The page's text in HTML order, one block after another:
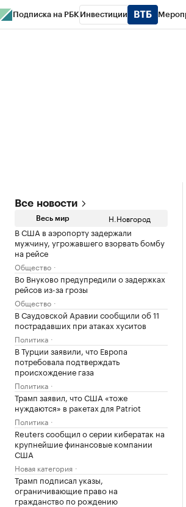
Подписка на РБК Инвестиции
Все новости
Весь мир Н.Новгород
В США в аэропорту задержали
мужчину, угрожавшего взорвать бомбу
на рейсе
Общество
Во Внуково предупредили о задержках
рейсов из-за грозы
Общество
В Саудовской Аравии сообщили об 11
пострадавших при атаках хуситов
Политика
В Турции заявили, что Европа
потребовала подтверждать
происхождение газа
Политика
Трамп заявил, что США «тоже
нуждаются» в ракетах для Patriot
Политика
Reuters сообщил о серии кибератак на
крупнейшие финансовые компании
США
Новая категория
Трамп подписал указы,
ограничивающие право на
гражданство по рождению